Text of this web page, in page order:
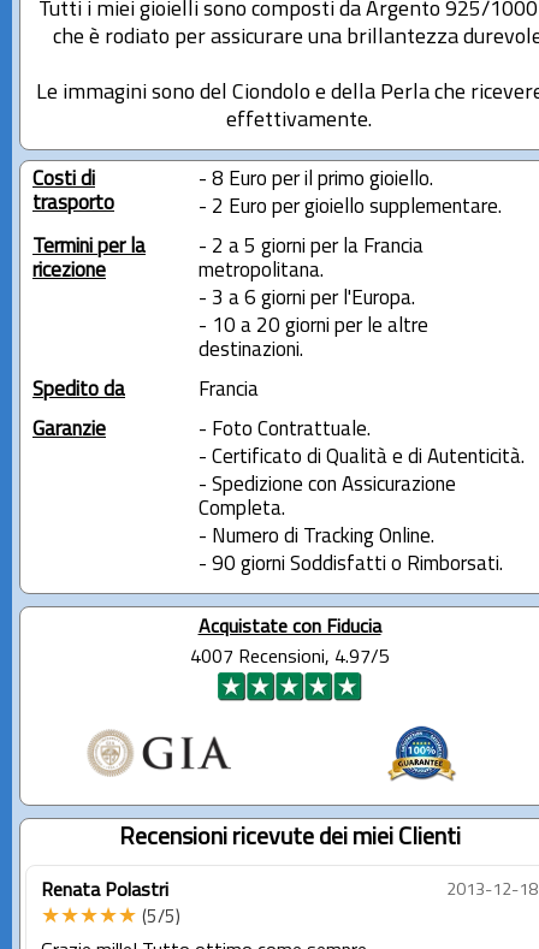
Tutti i miei gioielli sono composti da Argento 925/
che è rodiato per assicurare una brillantezza
Le immagini sono del Ciondolo e della Perla che
effettivamente.
Costi di
trasporto
- 8 Euro per il primo gioiello.
- 2 Euro per gioiello supplementare.
Termini per la
ricezione
- 2 a 5 giorni per la Francia
metropolitana.
- 3 a 6 giorni per l'Europa.
- 10 a 20 giorni per le altre
destinazioni.
Spedito da
Francia
Garanzie
- Foto Contrattuale.
- Certificato di Qualità e di Autenticità.
- Spedizione con Assicurazione
Completa.
- Numero di Tracking Online.
- 90 giorni Soddisfatti o Rimborsati.
Acquistate con Fiducia
4007 Recensioni, 4.97/5
Recensioni ricevute dei miei Clienti
Renata Polastri 2013-12-18
★★★★★ (5/5)